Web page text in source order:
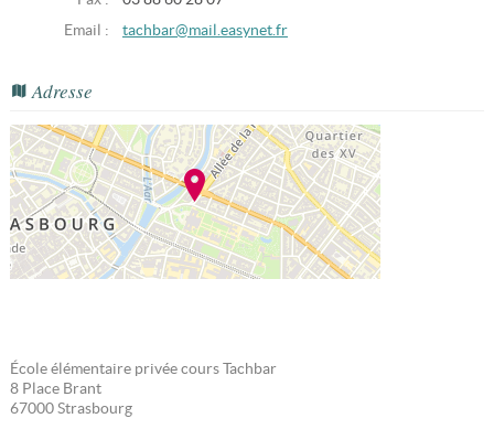
Email :
tachbar@mail.easynet.fr
Adresse
École élémentaire privée cours Tachbar
8 Place Brant
67000 Strasbourg